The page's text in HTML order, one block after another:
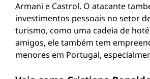
Armani e Castrol. O atacante
investimentos pessoais no setor
turismo, como uma cadeia de
amigos, ele também tem
menores em Portugal,